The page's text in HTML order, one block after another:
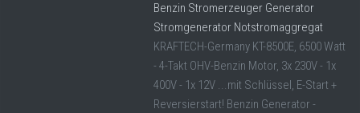
Benzin Stromerzeuger Generator
Stromgenerator Notstromaggregat
KRAFTECH-Germany KT-8500E, 6500 Watt
- 4-Takt OHV-Benzin Motor, 3x 230V - 1x
400V - 1x 12V ...mit Schlüssel, E-Start +
Reversierstart! Benzin Generator -